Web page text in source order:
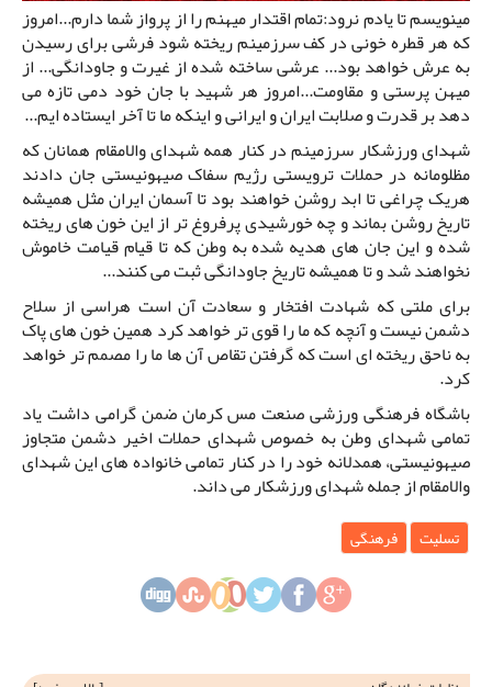
مینویسم تا یادم نرود:تمام اقتدار میهنم را از پرواز شما دارم...امروز
که هر قطره خونی در کف سرزمینم ریخته شود فرشی برای رسیدن
به عرش خواهد بود... عرشی ساخته شده از غیرت و جاودانگی... از
میهن پرستی و مقاومت...امروز هر شهید با جان خود دمی تازه می
دهد بر قدرت و صلابت ایران و ایرانی و اینکه ما تا آخر ایستاده ایم...
شهدای ورزشکار سرزمینم در کنار همه شهدای والامقام همانان که
مظلومانه در حملات ترویستی رژیم سفاک صیهونیستی جان دادند
هریک چراغی تا ابد روشن خواهند بود تا آسمان ایران مثل همیشه
تاریخ روشن بماند و چه خورشیدی پرفروغ تر از این خون های ریخته
شده و این جان های هدیه شده به وطن که تا قیام قیامت خاموش
نخواهند شد و تا همیشه تاریخ جاودانگی ثبت می کنند...
برای ملتی که شهادت افتخار و سعادت آن است هراسی از سلاح
دشمن نیست و آنچه که ما را قوی تر خواهد کرد همین خون های پاک
به ناحق ریخته ای است که گرفتن تقاص آن ها ما را مصمم تر خواهد
کرد.
باشگاه فرهنگی ورزشی صنعت مس کرمان ضمن گرامی داشت یاد
تمامی شهدای وطن به خصوص شهدای حملات اخیر دشمن متجاوز
صیهونیستی، همدلانه خود را در کنار تمامی خانواده های این شهدای
والامقام از جمله شهدای ورزشکار می داند.
تسلیت فرهنگی